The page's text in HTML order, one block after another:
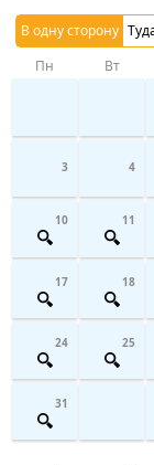
В одну сторону
Пн Вт
3 4
10 11
17 18
24 25
31